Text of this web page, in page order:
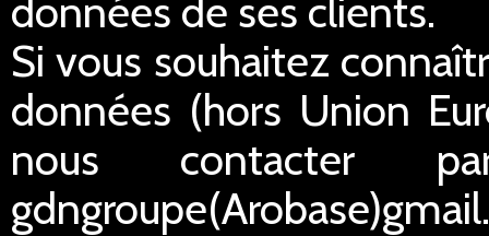
données de ses clients.
Si vous souhaitez
données (hors Union
nous contacter